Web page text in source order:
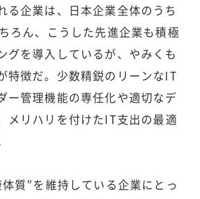
る企業は、日本企業全体のうち
ろん、こうした先進企業も積極
グを導入しているが、やみくも
特徴だ。少数精鋭のリーンなIT
ー管理機能の専任化や適切なデ
メリハリを付けたIT支出の最適
質”を維持している企業にとっ